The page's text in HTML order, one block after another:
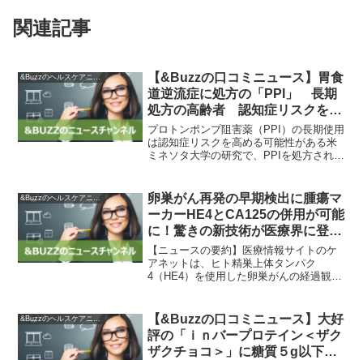
関連記事
&Buzzのヘルスケアニュース
【&Buzzの口コミニュース】胃食
道逆流症に処方の「PPI」 長期
処方の高齢者 認知症リスクを高
める可能性 | ヘルスデーニュース
| 毎日新聞「医療プレミア」
プロトンポンプ阻害薬（PPI）の長期使用
は認知症リスクを高める可能性がある米
ミネソタ大学の研究で、PPIを処方されて
症に対して処方されるが、最近の研究で
は心筋梗塞や...
&Buzzのヘルスケアニュース
卵巣がん再発の早期検出に腫瘍マ
ーカーHE4とCA125の併用が可能
に！驚きの新技術が医療界に登場
【&Buzzの口コミニュース】
【ニュースの要約】医療情報サイトのケ
アネットは、ヒト精巣上体タンパク
4（HE4）を使用した卵巣がんの経過観察
ことが多いため、経過観察が重要であ
る。HE4は卵巣がんの腫瘍...
&Buzzのヘルスケアニュース
【&Buzzの口コミニュース】大好
評の「ｉｎバープロテイン＜ザク
ザクチョコ＞」に糖質５g以下、